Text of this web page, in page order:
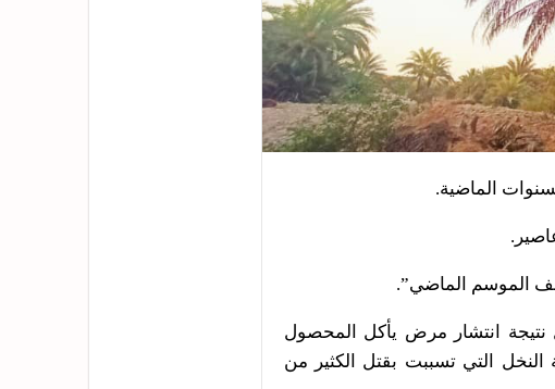
الماضية.
الموسم الماضي”.
انتشار مرض يأكل المحصول
التي تسببت بقتل الكثير من